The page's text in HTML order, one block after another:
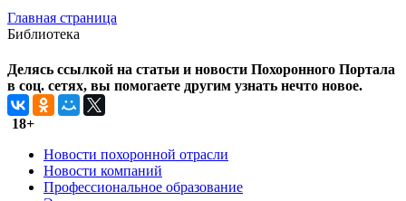
Главная страница
Библиотека
Делясь ссылкой на статьи и новости Похоронного Портала
в соц. сетях, вы помогаете другим узнать нечто новое.
18+
Новости похоронной отрасли
Новости компаний
Профессиональное образование